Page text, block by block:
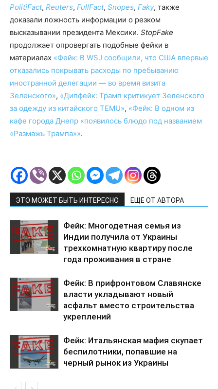
PolitiFact, Reuters, FullFact, Snopes, Faky, также
доказали ложность информации о резком
высказывании президента Мексики. StopFake
продолжает опровергать подобные фейки в
материалах «Фейк: В WSJ сообщили, что США впервые
отказались покрывать расходы по пребыванию
иностранной делегации — во время визита
Зеленского», «Дипфейк: Трамп критикует Зеленского
за одежду из китайского TEMU», «Фейк: В одном из
кафе города Днепр «появилось блюдо под названием
«Размажь Трампа»».
ЭТО МОЖЕТ БЫТЬ ИНТЕРЕСНО ЕЩЕ ОТ АВТОРА
Фейк: Многодетная семья из
Индии получила от Украины
трехкомнатную квартиру после
года проживания в стране
Фейк: В прифронтовом Славянске
власти укладывают новый
асфальт вместо строительства
укреплений
Фейк: Итальянская мафия скупает
беспилотники, попавшие на
черный рынок из Украины